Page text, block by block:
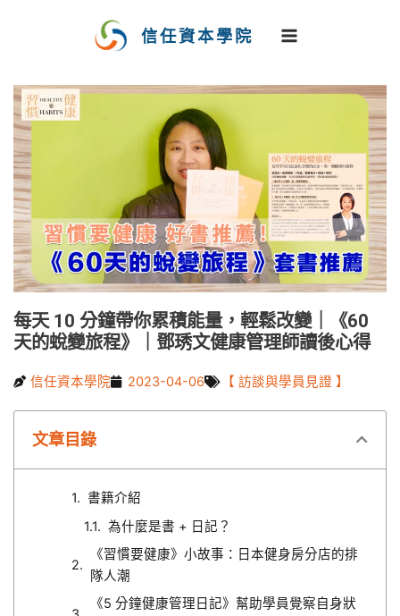
信任資本學院
每天 10 分鐘帶你累積能量，輕鬆改變｜《60
天的蛻變旅程》｜鄧琇文健康管理師讀後心得
信任資本學院 2023-04-06 【 訪談與學員見證 】
文章目錄
書籍介紹
為什麼是書 + 日記？
《習慣要健康》小故事：日本健身房分店的排
隊人潮
《5 分鐘健康管理日記》幫助學員覺察自身狀